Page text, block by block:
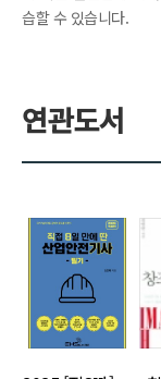
습할 수 있습니다.
연관도서
>